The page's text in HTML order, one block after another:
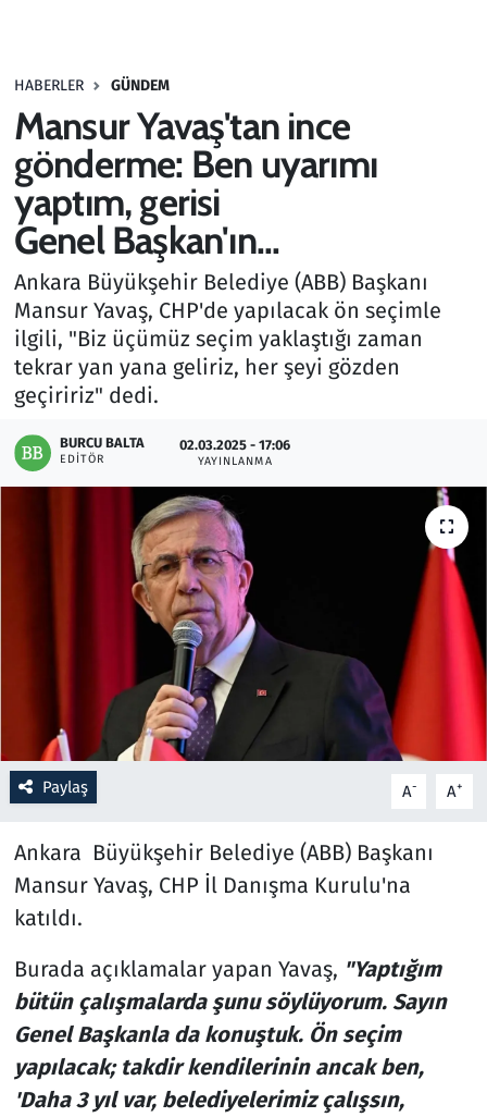
HABERLER GÜNDEM
Mansur Yavaş'tan ince
gönderme: Ben uyarımı
yaptım, gerisi
Genel Başkan'ın...
Ankara Büyükşehir Belediye (ABB) Başkanı
Mansur Yavaş, CHP'de yapılacak ön seçimle
ilgili, "Biz üçümüz seçim yaklaştığı zaman
tekrar yan yana geliriz, her şeyi gözden
geçiririz" dedi.
BURCU BALTA
EDITÖR
02.03.2025 - 17:06
YAYINLANMA
Paylaş A- A+
Ankara Büyükşehir Belediye (ABB) Başkanı
Mansur Yavaş, CHP İl Danışma Kurulu'na
katıldı.
Burada açıklamalar yapan Yavaş, "Yaptığım
bütün çalışmalarda şunu söylüyorum. Sayın
Genel Başkanla da konuştuk. Ön seçim
yapılacak; takdir kendilerinin ancak ben,
'Daha 3 yıl var, belediyelerimiz çalışsın,
Haber
Kültür Sanat
Kurumsal Haberler
Lezzet Durağı
Memur ve Kamu
Otomobil
Ramazan
Resmi İlanlar
Rüya Tabirleri
Savunma Sanayi
Seçim 2023
Teknoloji ve Bilim
Televizyon